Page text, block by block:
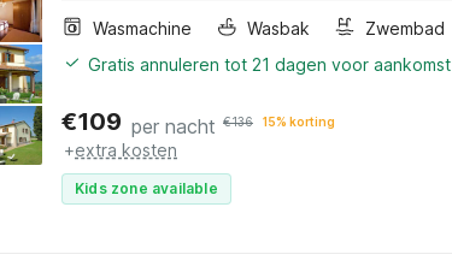
Wasmachine
Wasbak Zwembad
Gratis annuleren tot 21 dagen voor aankomst
€109 per nacht €136 15% korting
+extra kosten
Kids zone available